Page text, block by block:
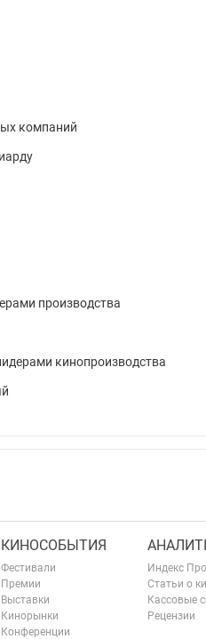
компаний
производства
кинопроизводства
КИНОСОБЫТИЯ
Фестивали
Премии
Выставки
Кинорынки
Конференции
Индекс
Статьи о
Кассовые
Рецензии